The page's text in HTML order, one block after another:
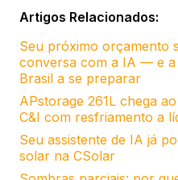
Artigos Relacionados:
Seu próximo orçamento
conversa com a IA — e
Brasil a se preparar
APstorage 261L chega
C&I com resfriamento a
Seu assistente de IA já
solar na CSolar